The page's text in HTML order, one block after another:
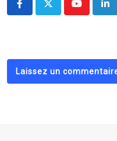
Youtube
Laissez un